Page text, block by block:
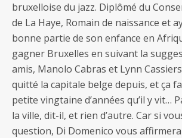
bruxelloise du jazz. Diplômé du
de La Haye, Romain de naissance et
bonne partie de son enfance en
gagner Bruxelles en suivant la
amis, Manolo Cabras et Lynn
quitté la capitale belge depuis, et ça
petite vingtaine d’années qu’il y vit…
la ville, dit-il, et rien d’autre. Car si
question, Di Domenico vous affirmera